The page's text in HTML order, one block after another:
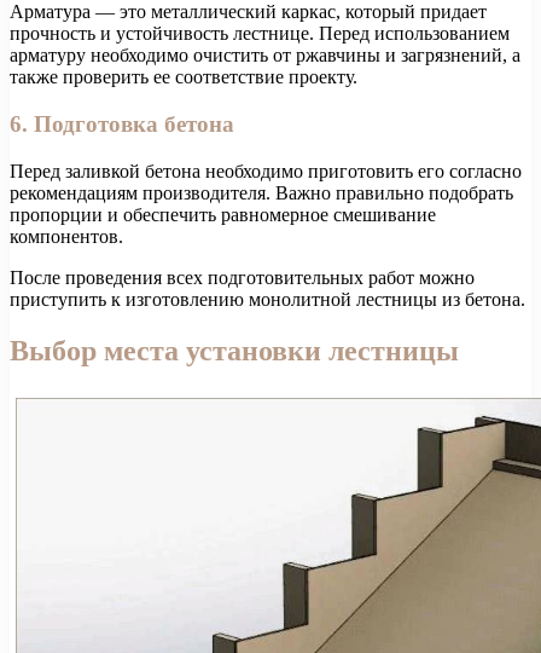
Арматура — это металлический каркас, который придает
прочность и устойчивость лестнице. Перед использованием
арматуру необходимо очистить от ржавчины и загрязнений, а
также проверить ее соответствие проекту.
6. Подготовка бетона
Перед заливкой бетона необходимо приготовить его согласно
рекомендациям производителя. Важно правильно подобрать
пропорции и обеспечить равномерное смешивание
компонентов.
После проведения всех подготовительных работ можно
приступить к изготовлению монолитной лестницы из бетона.
Выбор места установки лестницы